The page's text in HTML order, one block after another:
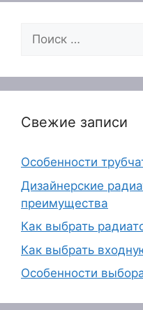
Поиск:
Свежие записи
Особенности
Дизайнерские
преимущества
Как выбрать
Как выбрать
Особенности